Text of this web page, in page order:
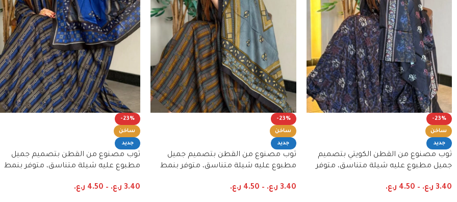
-23%
ساخن
جديد
ثوب مصنوع من القطن الكويتي بتصميم
جميل مطبوع عليه شيلة متناسق، متوفر
3.40 ر.ع. –
4.50 ر.ع.
-23%
ساخن
جديد
ثوب مصنوع من القطن بتصميم جميل
مطبوع عليه شيلة متناسق، متوفر بنمط
3.40 ر.ع. –
4.50 ر.ع.
-23%
ساخن
جديد
ثوب مصنوع من القطن بتصميم جميل
مطبوع عليه شيلة متناسق، متوفر بنمط
3.40 ر.ع. –
4.50 ر.ع.